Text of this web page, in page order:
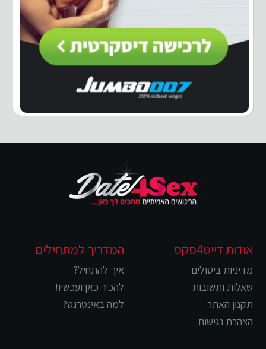
אודות דייט4סקס
מדיניות ביטולים
שאלות ותשובות
תקנון האתר
הצהרת נגישות
המדריך למתחילים
איך להתחיל?
להכיר כאן ועכשיו!
למה באינטרנט?